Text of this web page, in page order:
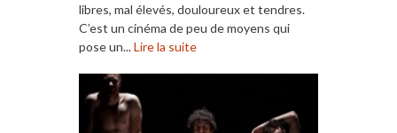
libres, mal élevés, douloureux et tendres.
C’est un cinéma de peu de moyens qui
pose un...Lire la suite